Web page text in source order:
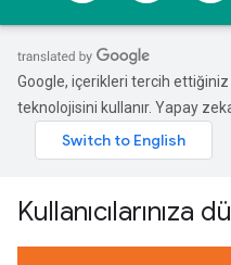
Google, içerikleri tercih
teknolojisini kullanır. Yapay
Kullanıcılarınıza